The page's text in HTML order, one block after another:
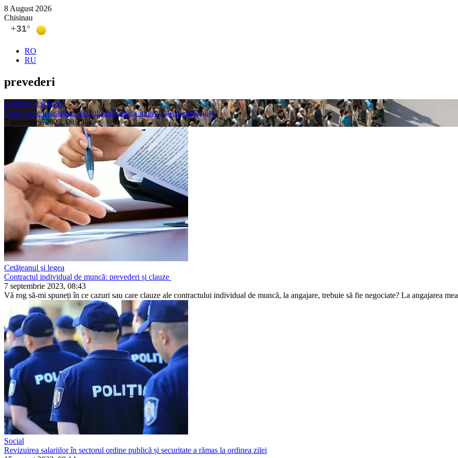
8 August 2026
Chisinau
RO
RU
prevederi
Cetăţeanul şi legea
Prevederile legislative și rolul sindicatelor în protejarea angajaților
7 decembrie 2023, 08:19
Cetăţeanul şi legea
Contractul individual de muncă: prevederi și clauze
7 septembrie 2023, 08:43
Vă rog să-mi spuneți în ce cazuri sau care clauze ale con­tractului individual de muncă, la angajare, trebuie să fie negociate? La angajarea
Social
Revizuirea salariilor în sectorul ordine publică și securitate a rămas la ordinea zilei